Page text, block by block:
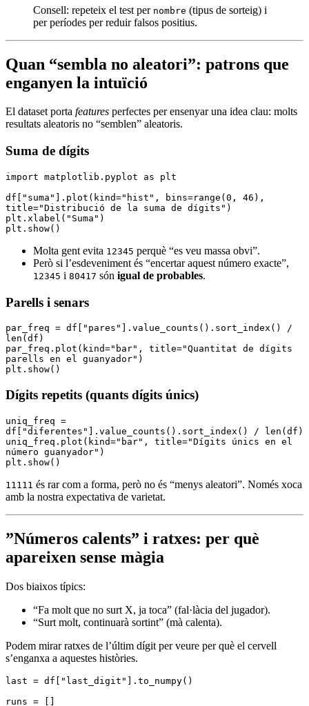
Consell: repeteix el test per nombre (tipus de sorteig) i
per períodes per reduir falsos positius.
Quan “sembla no aleatori”: patrons que
enganyen la intuïció
El dataset porta features perfectes per ensenyar una idea clau: molts
resultats aleatoris no “semblen” aleatoris.
Suma de dígits
import matplotlib . pyplot as plt
df
"suma" ]. plot (kind="hist" , bins=range ( 0 , 46 ),
title="Distribució de la suma de dígits" )
plt . xlabel ( "Suma" )
plt . show()
Molta gent evita 12345 perquè “es veu massa obvi”.
Però si l’esdeveniment és “encertar aquest número exacte”,
12345 i 80417 són igual de probables.
Parells i senars
par_freq = df "pares" ]. value_counts (). sort_index ()
/
len (df)
par_freq . plot (kind="bar" , title="Quantitat de dígits
parells en el guanyador" )
plt . show()
Dígits repetits (quants dígits únics)
uniq_freq =
df [ "diferentes" ]. value_counts (). sort_index () / len (df)
uniq_freq . plot (kind="bar" , title="Dígits únics en el
número guanyador" )
plt . show()
11111 és rar com a forma, però no és “menys aleatori”. Només xoca
amb la nostra expectativa de varietat.
”Números calents” i ratxes: per què
apareixen sense màgia
Dos biaixos típics:
“Fa molt que no surt X, ja toca” (fal·làcia del jugador).
“Surt molt, continuarà sortint” (mà calenta).
Podem mirar ratxes de l’últim dígit per veure per què el cervell
s’enganxa a aquestes històries.
last = df [ "last_digit" ]. to_numpy()
runs = []